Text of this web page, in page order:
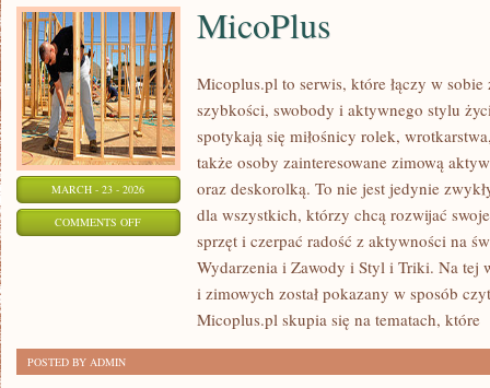
MARCH - 23 - 2026
COMMENTS OFFON
MicoPlus
Micoplus.pl to serwis, które łączy w
szybkości, swobody i aktywnego stylu
spotykają się miłośnicy rolek,
także osoby zainteresowane zimową
oraz deskorolką. To nie jest jedynie
dla wszystkich, którzy chcą rozwijać
sprzęt i czerpać radość z aktywności na
Wydarzenia i Zawody i Styl i Triki. Na tej
i zimowych został pokazany w sposób
Micoplus.pl skupia się na tematach, które
POSTED BY ADMIN